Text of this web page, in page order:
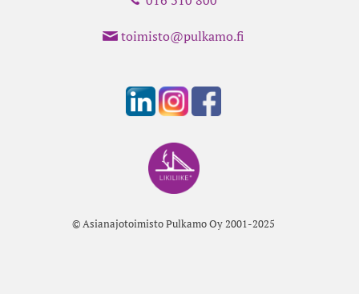
toimisto@pulkamo.fi
© Asianajotoimisto Pulkamo Oy 2001-2025